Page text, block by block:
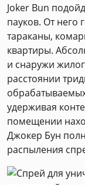
Joker Bun
пауков. От него
тараканы,
квартиры.
и снаружи
расстоянии
удерживая
помещении
Джокер Бун
распыления